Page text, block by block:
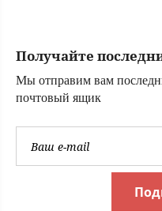
Получайте
Мы отправим вам
почтовый ящик